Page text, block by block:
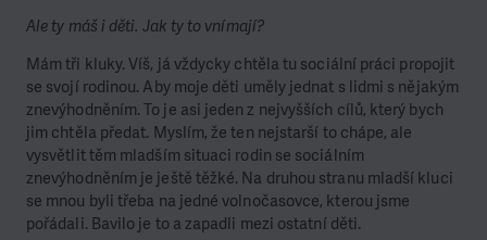
Ale ty máš i děti. Jak ty to vnímají?
Mám tři kluky. Víš, já vždycky chtěla tu sociální práci propojit
se svojí rodinou. Aby moje děti uměly jednat s lidmi s nějakým
znevýhodněním. To je asi jeden z nejvyšších cílů, který bych
jim chtěla předat. Myslím, že ten nejstarší to chápe, ale
vysvětlit těm mladším situaci rodin se sociálním
znevýhodněním je ještě těžké. Na druhou stranu mladší kluci
se mnou byli třeba na jedné volnočasovce, kterou jsme
pořádali. Bavilo je to a zapadli mezi ostatní děti.